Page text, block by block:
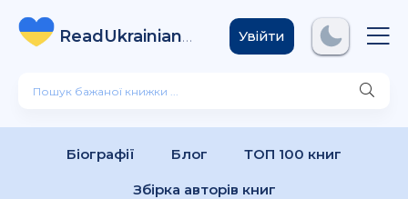
ReadUkrainian
Books .com
Увійти
Біографії Блог ТОП 100 книг
Збірка авторів книг